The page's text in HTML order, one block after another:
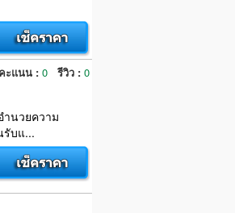
คะแนน : 0 รีวิว : 0
ำนวยความ
รับแ...